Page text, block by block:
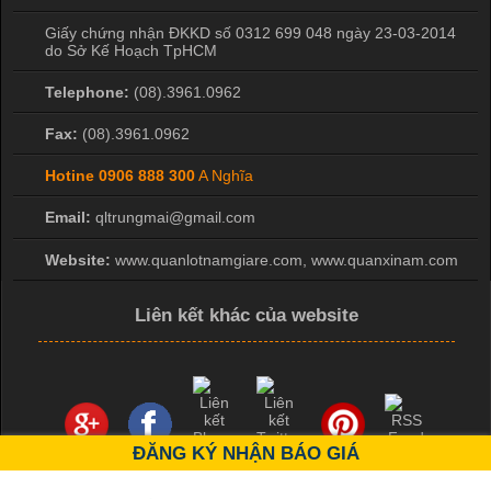
Giấy chứng nhận ĐKKD số 0312 699 048 ngày 23-03-2014
do Sở Kế Hoạch TpHCM
Telephone: (08).3961.0962
Fax: (08).3961.0962
Hotine 0906 888 300A Nghĩa
Email: qltrungmai@gmail.com
Website: www.quanlotnamgiare.com, www.quanxinam.com
Liên kết khác của website
ĐĂNG KÝ NHẬN BÁO GIÁ